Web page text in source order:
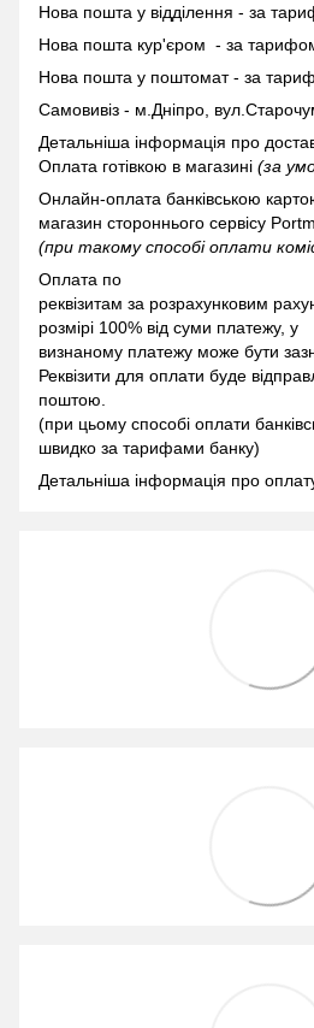
Нова пошта у відділення - за
Нова пошта кур'єром - за
Нова пошта у поштомат - за
Самовивіз - м.Дніпро,
Детальніша інформація про
Оплата готівкою в магазині (за
Онлайн-оплата банківською
магазин стороннього сервісу
(при такому способі оплати
Оплата по
реквізитам за розрахунковим
розмірі 100% від суми платежу, у
визнаному платежу може бути
Реквізити для оплати буде
поштою.
(при цьому способі оплати
швидко за тарифами банку)
Детальніша інформація про